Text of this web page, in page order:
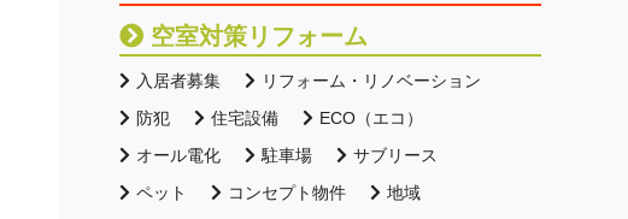
空室対策リフォーム
入居者募集
リフォーム・リノベーション
防犯
住宅設備
ECO（エコ）
オール電化
駐車場
サブリース
ペット
コンセプト物件
地域